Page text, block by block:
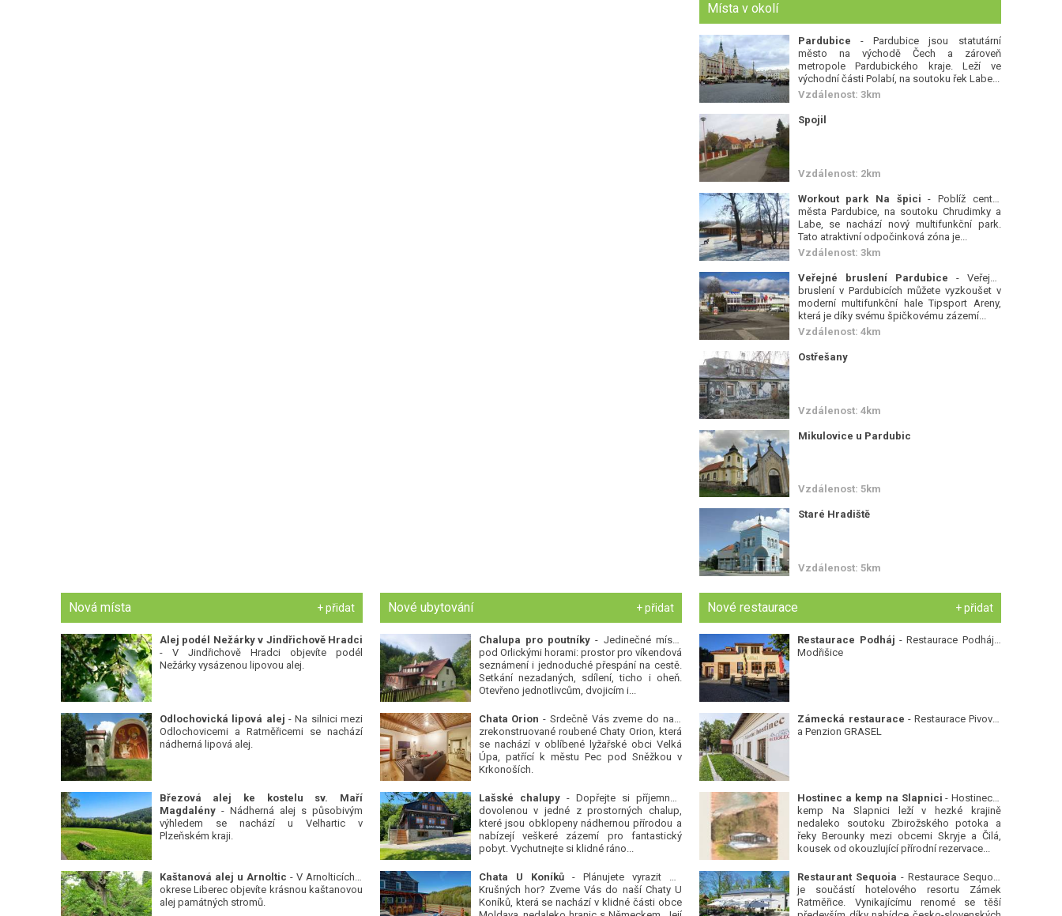
Místa v okolí
Pardubice - Pardubice jsou statutární
město na východě Čech a zároveň
metropole Pardubického kraje. Leží ve
východní části Polabí, na soutoku řek Labe...
Vzdálenost: 3km
Spojil
Vzdálenost: 2km
Workout park Na špici - Poblíž centra
města Pardubice, na soutoku Chrudimky a
Labe, se nachází nový multifunkční park.
Tato atraktivní odpočinková zóna je...
Vzdálenost: 3km
Veřejné bruslení Pardubice - Veřejné
bruslení v Pardubicích můžete vyzkoušet v
moderní multifunkční hale Tipsport Areny,
která je díky svému špičkovému zázemí...
Vzdálenost: 4km
Ostřešany
Vzdálenost: 4km
Mikulovice u Pardubic
Vzdálenost: 5km
Staré Hradiště
Vzdálenost: 5km
Nová místa + přidat
Alej podél Nežárky v Jindřichově Hradci
- V Jindřichově Hradci objevíte podél
Nežárky vysázenou lipovou alej.
Odlochovická lipová alej - Na silnici mezi
Odlochovicemi a Ratměřicemi se nachází
nádherná lipová alej.
Březová alej ke kostelu sv. Maří
Magdalény- Nádherná alej s působivým
výhledem se nachází u Velhartic v
Plzeňském kraji.
Kaštanová alej u Arnoltic - V Arnolticích v
okrese Liberec objevíte krásnou kaštanovou
alej památných stromů.
Nové ubytování + přidat
Chalupa pro poutníky - Jedinečné místo
pod Orlickými horami: prostor pro víkendová
seznámení i jednoduché přespání na cestě.
Setkání nezadaných, sdílení, ticho i oheň.
Otevřeno jednotlivcům, dvojicím i...
Chata Orion - Srdečně Vás zveme do naší
zrekonstruované roubené Chaty Orion, která
se nachází v oblíbené lyžařské obci Velká
Úpa, patřící k městu Pec pod Sněžkou v
Krkonoších.
Lašské chalupy- Dopřejte si příjemnou
dovolenou v jedné z prostorných chalup,
které jsou obklopeny nádhernou přírodou a
nabízejí veškeré zázemí pro fantastický
pobyt. Vychutnejte si klidné ráno...
Chata U Koníků- Plánujete vyrazit do
Krušných hor? Zveme Vás do naší Chaty U
Koníků, která se nachází v klidné části obce
Nové restaurace + přidat
Restaurace Podháj - Restaurace Podháj -
Modřišice
Zámecká restaurace - Restaurace Pivovar
a Penzion GRASEL
Hostinec a kemp na Slapnici - Hostinec a
kemp Na Slapnici leží v hezké krajině
nedaleko soutoku Zbirožského potoka a
řeky Berounky mezi obcemi Skryje a Čilá,
kousek od okouzlující přírodní rezervace...
Restaurant Sequoia - Restaurace Sequoia
je součástí hotelového resortu Zámek
Ratměřice. Vynikajícímu renomé se těší